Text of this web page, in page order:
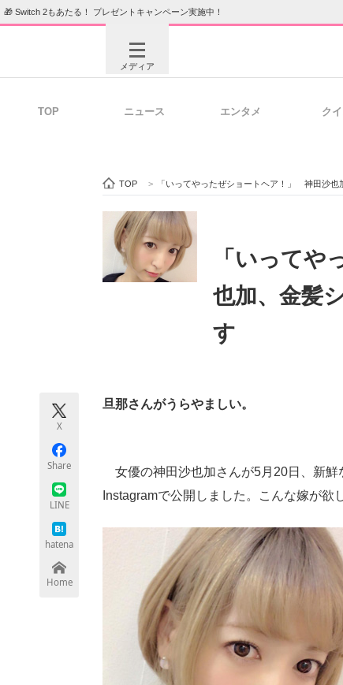
🎁 Switch 2もあたる！ プレゼントキャンペーン実施中！
メディア
ビジネスと働き方のヒント
ITエンジニア向け専門サイト 企業向
TOP ニュース エンタメ ク
TOP > 「いってやったぜショートヘア！」 神田沙
「いって
也加、金髪
す
X
Share
LINE
hatena
Home
旦那さんがうらやましい。
女優の神田沙也加さんが5月20日、新鮮
Instagramで公開しました。こんな嫁が欲